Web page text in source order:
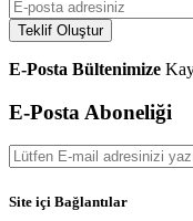
Teklif Oluştur
E-Posta Bültenimize
E-Posta Aboneliği
Site içi Bağlantılar